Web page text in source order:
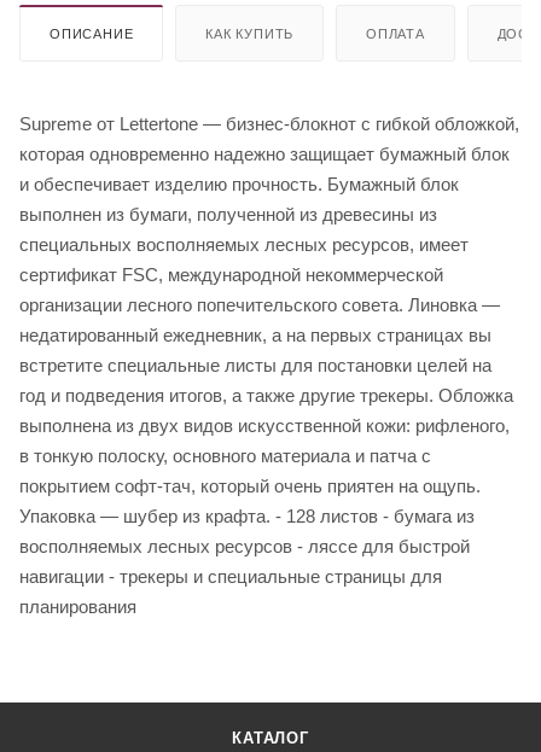
ОПИСАНИЕ КАК КУПИТЬ ОПЛАТА
Supreme от Lettertone — бизнес-блокнот с гибкой обложкой,
которая одновременно надежно защищает бумажный блок
и обеспечивает изделию прочность. Бумажный блок
выполнен из бумаги, полученной из древесины из
специальных восполняемых лесных ресурсов, имеет
сертификат FSC, международной некоммерческой
организации лесного попечительского совета. Линовка —
недатированный ежедневник, а на первых страницах вы
встретите специальные листы для постановки целей на
год и подведения итогов, а также другие трекеры. Обложка
выполнена из двух видов искусственной кожи: рифленого,
в тонкую полоску, основного материала и патча с
покрытием софт-тач, который очень приятен на ощупь.
Упаковка — шубер из крафта. - 128 листов - бумага из
восполняемых лесных ресурсов - ляссе для быстрой
навигации - трекеры и специальные страницы для
планирования
КАТАЛОГ